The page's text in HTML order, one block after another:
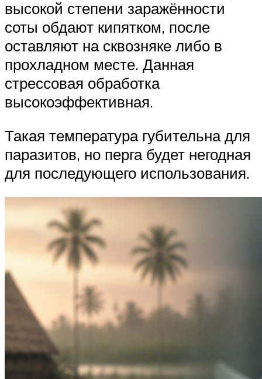
высокой степени заражённости
соты обдают кипятком, после
оставляют на сквозняке либо в
прохладном месте. Данная
стрессовая обработка
высокоэффективная.
Такая температура губительна для
паразитов, но перга будет негодная
для последующего использования.